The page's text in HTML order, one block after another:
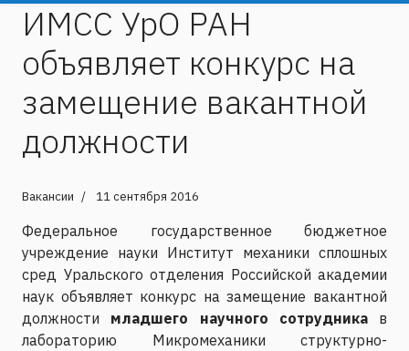
ИМСС УрО РАН
объявляет конкурс на
замещение вакантной
должности
Вакансии 11 сентября 2016
Федеральное государственное бюджетное
учреждение науки Институт механики сплошных
сред Уральского отделения Российской академии
наук объявляет конкурс на замещение вакантной
должности младшего научного сотрудникав
лабораторию Микромеханики структурно-